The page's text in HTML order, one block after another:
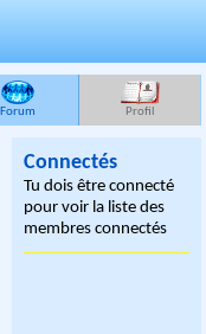
Forum Profil
Connectés
Tu dois être connecté
pour voir la liste des
membres connectés